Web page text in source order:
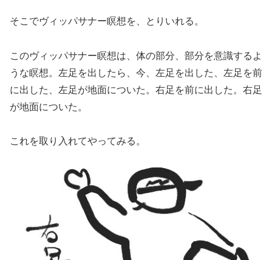
そこでヴィッパサナー瞑想を、とりいれる。
このヴィッパサナー瞑想は、体の部分、部分を意識するよ
うな瞑想。左足を出したら、今、左足を出した、左足を前
に出した、左足が地面についた。右足を前に出した。右足
が地面についた。
これを取り入れてやってみる。